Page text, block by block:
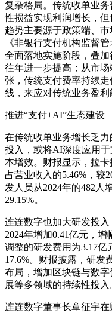
复杂格局。传统收单业
性损益实现利润增长，
趋势主要源于政策端、
《非银行支付机构监督
全面落地实施阶段，叠
往年进一步提高；从市
张，传统支付费率持续
线，来应对传统业务盈利
推进“支付+AI”生态建设
在传统收单业务增长乏
投入，或将AI深度应用
本增效。财报显示，拉卡
占营业收入的5.46%，较
发人员从2024年的482人
29.15%。
连连数字也加大研发投入
2024年增加0.41亿元，
调整的研发费用为3.17亿
17.6%。财报披露，研发
布局，增加区块链与数
展等多领域的持续性投入
连连数字董事长章征宇